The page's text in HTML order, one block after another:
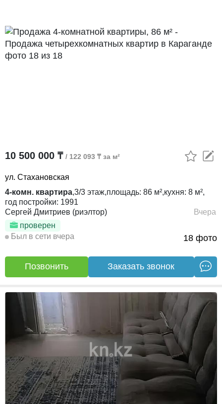
18 фото
10 500 000 ₸ / 122 093 ₸ за м²
ул. Стахановская
4-комн. квартира,3/3 этаж,площадь: 86 м²,кухня: 8 м²,
год постройки: 1991
Сергей Дмитриев (риэлтор)
проверен
Вчера
Был в сети вчера
Позвонить Заказать звонок